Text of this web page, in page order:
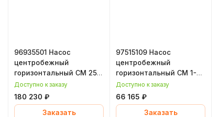
96935501 Насос
центробежный
горизонтальный CM 25-
2, 4 кВт, уплотнение
EPDM, Grundfos
(Грундфос)
Доступно к заказу
180 230 ₽
Заказать
97515109 Насос
центробежный
горизонтальный CM 1-3,
0,46 кВт, уплотнение
EPDM, Grundfos
(Грундфос)
Доступно к заказу
66 165 ₽
Заказать